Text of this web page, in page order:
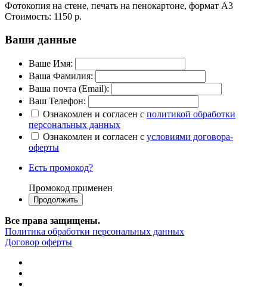
Фотокопия на стене, печать на пенокартоне, формат А3
Стоимость: 1150 р.
Ваши данные
Ваше Имя:
Ваша Фамилия:
Ваша почта (Email):
Ваш Телефон:
Ознакомлен и согласен с политикой обработки
персональных данных
Ознакомлен и согласен с условиями договора-
оферты
Есть промокод?
Промокод применен
Все права защищены.
Политика обработки персональных данных
Договор оферты